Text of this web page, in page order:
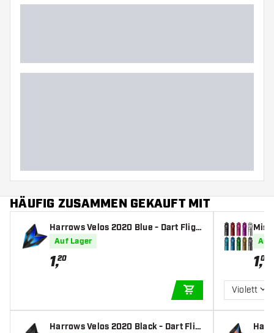
HÄUFIG ZUSAMMEN GEKAUFT MIT
Harrows Velos 2020 Blue - Dart Fligh
ts
Auf Lager
1,20
IN DEN
Harrows Velos 2020 Black - Dart Flig
Auf
1,00
Violett